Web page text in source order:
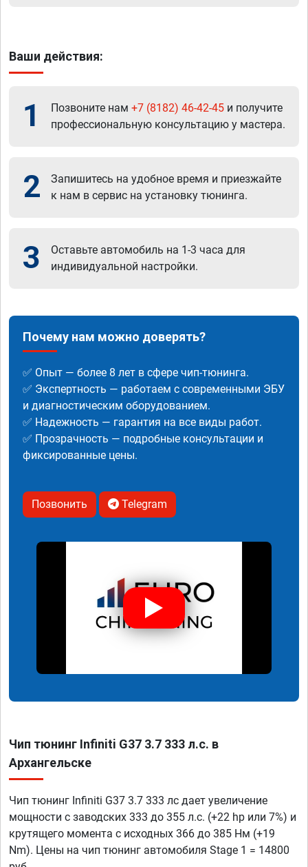
Ваши действия:
1 Позвоните нам +7 (8182) 46-42-45 и получите
профессиональную консультацию у мастера.
2
Запишитесь на удобное время и приезжайте
к нам в сервис на установку тюнинга.
3
Оставьте автомобиль на 1-3 часа для
индивидуальной настройки.
Почему нам можно доверять?
✅ Опыт — более 8 лет в сфере чип-тюнинга.
✅ Экспертность — работаем с современными ЭБУ
и диагностическим оборудованием.
✅ Надежность — гарантия на все виды работ.
✅ Прозрачность — подробные консультации и
фиксированные цены.
Позвонить Telegram
Чип тюнинг Infiniti G37 3.7 333 л.с. в
Архангельске
Чип тюнинг Infiniti G37 3.7 333 лс дает увеличение
мощности с заводских 333 до 355 л.с. (+22 hp или 7%) и
крутящего момента с исходных 366 до 385 Нм (+19
Nm). Цены на чип тюнинг автомобиля Stage 1 = 14800